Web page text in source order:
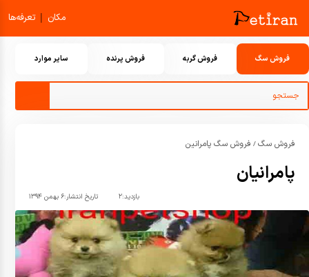
مکان | تعرفه‌ها
فروش سگ فروش گربه فروش پرنده سایر موارد
فروش سگ / فروش سگ پامرانین
پامرانیان
تاریخ انتشار:۶ بهمن ۱۳۹۴ بازدید:۲